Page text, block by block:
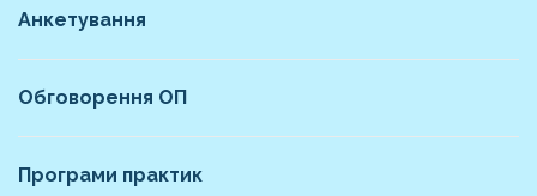
Анкетування
Обговорення ОП
Програми практик